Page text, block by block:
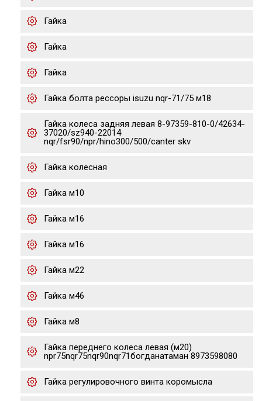
Гайка
Гайка
Гайка
Гайка болта рессоры isuzu nqr-71/75 м18
Гайка колеса задняя левая 8-97359-810-0/42634-
37020/sz940-22014
nqr/fsr90/npr/hino300/500/canter skv
Гайка колесная
Гайка м10
Гайка м16
Гайка м16
Гайка м22
Гайка м46
Гайка м8
Гайка переднего колеса левая (м20)
npr75nqr75nqr90nqr71богданатаман 8973598080
Гайка регулировочного винта коромысла